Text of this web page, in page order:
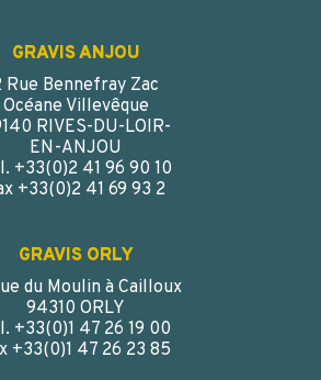
GRAVIS ANJOU
Rue Bennefray Zac
Océane Villevêque
RIVES-DU-LOIR-
EN-ANJOU
+33(0)2 41 96 90 10
+33(0)2 41 69 93 2
GRAVIS ORLY
du Moulin à Cailloux
94310 ORLY
+33(0)1 47 26 19 00
+33(0)1 47 26 23 85